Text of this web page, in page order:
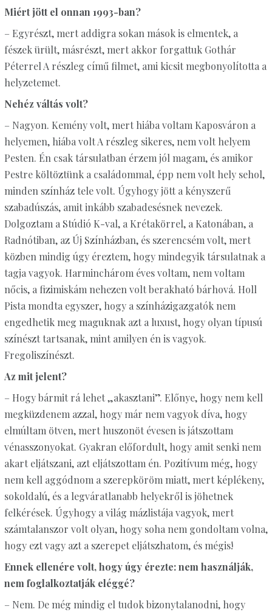
Miért jött el onnan 1993-ban?
– Egyrészt, mert addigra sokan mások is elmentek, a
fészek ürült, másrészt, mert akkor forgattuk Gothár
Péterrel A részleg című filmet, ami kicsit megbonyolította a
helyzetemet.
Nehéz váltás volt?
– Nagyon. Kemény volt, mert hiába voltam Kaposváron a
helyemen, hiába volt A részleg sikeres, nem volt helyem
Pesten. Én csak társulatban érzem jól magam, és amikor
Pestre költöztünk a családommal, épp nem volt hely sehol,
minden színház tele volt. Úgyhogy jött a kényszerű
szabadúszás, amit inkább szabadesésnek nevezek.
Dolgoztam a Stúdió K-val, a Krétakörrel, a Katonában, a
Radnótiban, az Új Színházban, és szerencsém volt, mert
közben mindig úgy éreztem, hogy mindegyik társulatnak a
tagja vagyok. Harminchárom éves voltam, nem voltam
nőcis, a fizimiskám nehezen volt berakható bárhová. Holl
Pista mondta egyszer, hogy a színházigazgatók nem
engedhetik meg maguknak azt a luxust, hogy olyan típusú
színészt tartsanak, mint amilyen én is vagyok.
Fregoliszínészt.
Az mit jelent?
– Hogy bármit rá lehet „akasztani”. Előnye, hogy nem kell
megküzdenem azzal, hogy már nem vagyok díva, hogy
elmúltam ötven, mert huszonöt évesen is játszottam
vénasszonyokat. Gyakran előfordult, hogy amit senki nem
akart eljátszani, azt eljátszottam én. Pozitívum még, hogy
nem kell aggódnom a szerepköröm miatt, mert képlékeny,
sokoldalú, és a legváratlanabb helyekről is jöhetnek
felkérések. Úgyhogy a világ mázlistája vagyok, mert
számtalanszor volt olyan, hogy soha nem gondoltam volna,
hogy ezt vagy azt a szerepet eljátszhatom, és mégis!
Ennek ellenére volt, hogy úgy érezte: nem használják,
nem foglalkoztatják eléggé?
– Nem. De még mindig el tudok bizonytalanodni, hogy